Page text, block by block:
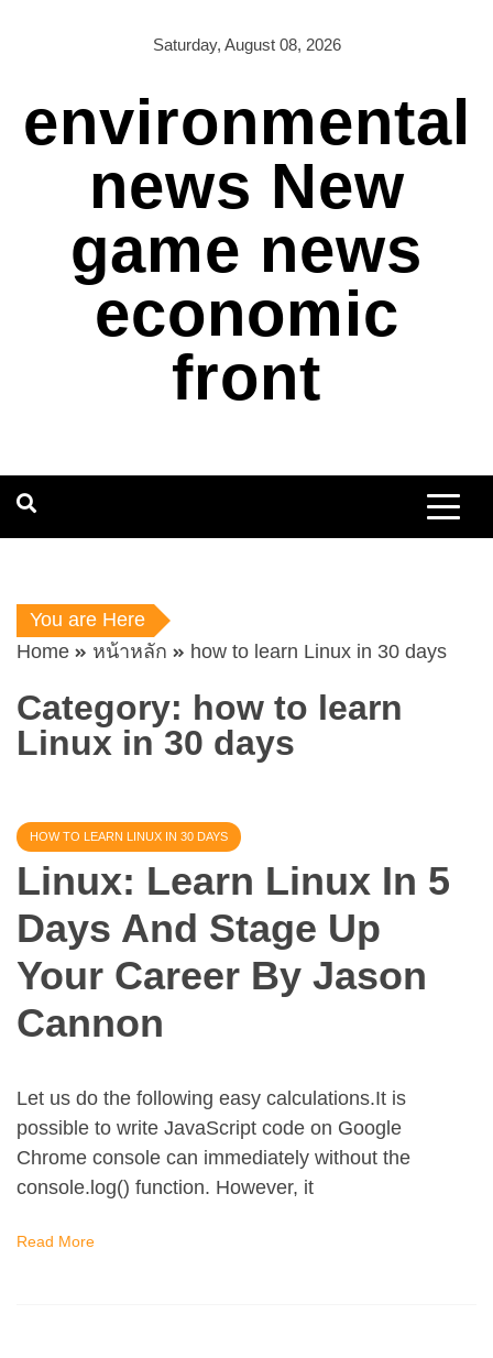
Saturday, August 08, 2026
environmental
news New
game news
economic
front
You are Here
Home
หน้าหลัก how to learn Linux in 30 days
Category: how to learn
Linux in 30 days
HOW TO LEARN LINUX IN 30 DAYS
Linux: Learn Linux In 5
Days And Stage Up
Your Career By Jason
Cannon
Let us do the following easy calculations.It is
possible to write JavaScript code on Google
Chrome console can immediately without the
console.log() function. However, it
Read More